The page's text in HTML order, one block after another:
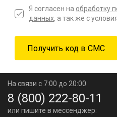
Я согласен на обработку
данных, а так же с
На связи с 7:00 до 20:00
8 (800) 222-80-11
или пишите в мессенджер: